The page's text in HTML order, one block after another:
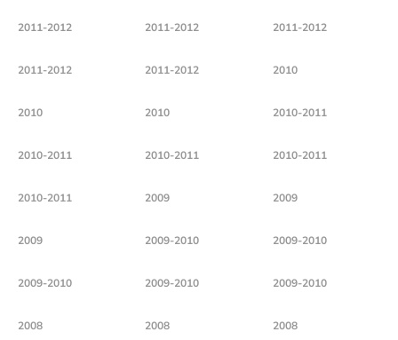
2011-2012 2011-2012 2011-2012
2011-2012 2011-2012 2010
2010 2010 2010-2011
2010-2011 2010-2011 2010-2011
2010-2011 2009 2009
2009 2009-2010 2009-2010
2009-2010 2009-2010 2009-2010
2008 2008 2008